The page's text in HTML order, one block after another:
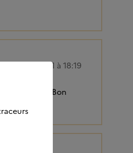
18/01/2021 à 18:19
est bon. Bon